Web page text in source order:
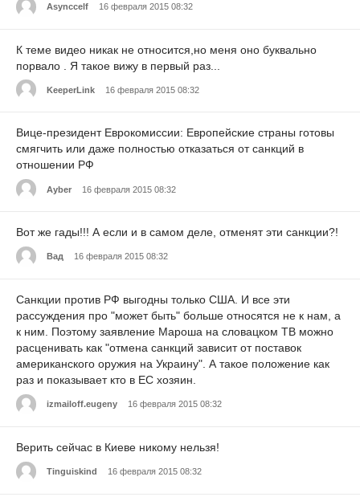
Asynccelf 16 февраля 2015 08:32
К теме видео никак не относится,но меня оно буквально
порвало . Я такое вижу в первый раз...
KeeperLink 16 февраля 2015 08:32
Вице-президент Еврокомиссии: Европейские страны готовы
смягчить или даже полностью отказаться от санкций в
отношении РФ
Ayber 16 февраля 2015 08:32
Вот же гады!!! А если и в самом деле, отменят эти санкции?!
Вад 16 февраля 2015 08:32
Санкции против РФ выгодны только США. И все эти
рассуждения про "может быть" больше относятся не к нам, а
к ним. Поэтому заявление Мароша на словацком ТВ можно
расценивать как "отмена санкций зависит от поставок
американского оружия на Украину". А такое положение как
раз и показывает кто в ЕС хозяин.
izmailoff.eugeny 16 февраля 2015 08:32
Верить сейчас в Киеве никому нельзя!
Tinguiskind 16 февраля 2015 08:32